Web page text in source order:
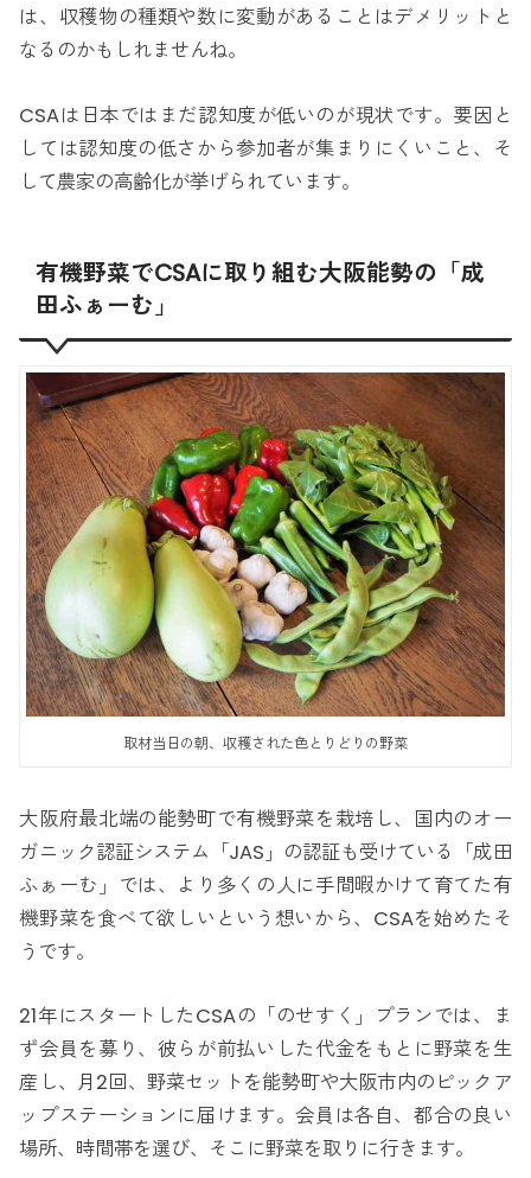
は、収穫物の種類や数に変動があることはデメリットと
なるのかもしれませんね。
CSAは日本ではまだ認知度が低いのが現状です。要因と
しては認知度の低さから参加者が集まりにくいこと、そ
して農家の高齢化が挙げられています。
有機野菜でCSAに取り組む大阪能勢の「成
田ふぁーむ」
取材当日の朝、収穫された色とりどりの野菜
大阪府最北端の能勢町で有機野菜を栽培し、国内のオー
ガニック認証システム「JAS」の認証も受けている「成田
ふぁーむ」では、より多くの人に手間暇かけて育てた有
機野菜を食べて欲しいという想いから、CSAを始めたそ
うです。
21年にスタートしたCSAの「のせすく」プランでは、ま
ず会員を募り、彼らが前払いした代金をもとに野菜を生
産し、月2回、野菜セットを能勢町や大阪市内のピックア
ップステーションに届けます。会員は各自、都合の良い
場所、時間帯を選び、そこに野菜を取りに行きます。